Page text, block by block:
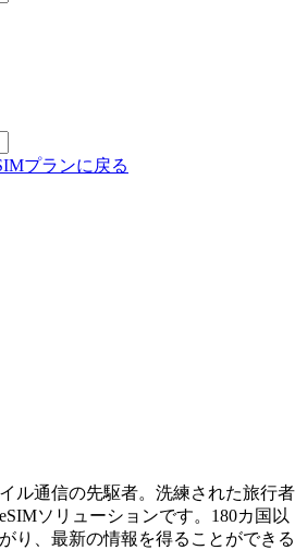
プランに戻る
ル通信の先駆者。洗練された旅行者
ソリューションです。180カ国以
り、最新の情報を得ることができる